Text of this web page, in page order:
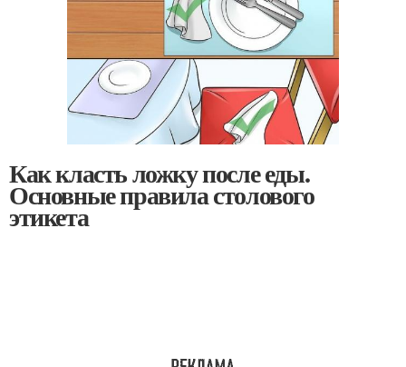
Как класть ложку после еды.
Основные правила столового
этикета